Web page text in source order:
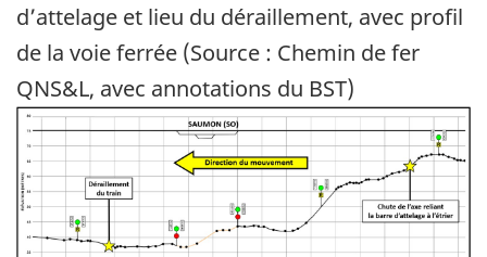
d’attelage et lieu du déraillement, avec profil
de la voie ferrée (Source : Chemin de fer
QNS&L, avec annotations du BST)
Image